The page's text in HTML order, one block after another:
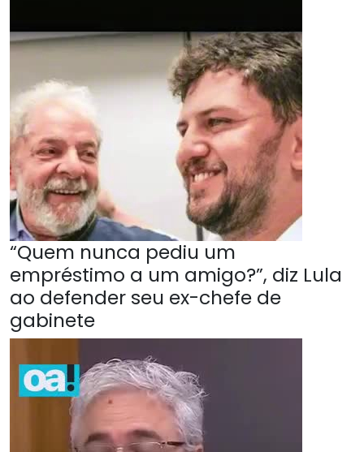
“Quem nunca pediu um
empréstimo a um amigo?”, diz Lula
ao defender seu ex-chefe de
gabinete